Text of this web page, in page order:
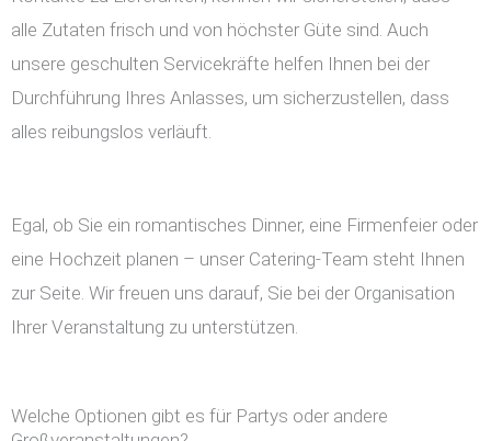
alle Zutaten frisch und von höchster Güte sind. Auch
unsere geschulten Servicekräfte helfen Ihnen bei der
Durchführung Ihres Anlasses, um sicherzustellen, dass
alles reibungslos verläuft.
Egal, ob Sie ein romantisches Dinner, eine Firmenfeier oder
eine Hochzeit planen – unser Catering-Team steht Ihnen
zur Seite. Wir freuen uns darauf, Sie bei der Organisation
Ihrer Veranstaltung zu unterstützen.
Welche Optionen gibt es für Partys oder andere